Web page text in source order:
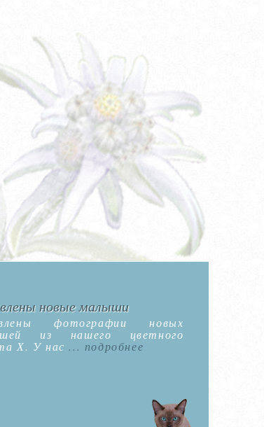
новые малыши
фотографии новых
из нашего цветного
Х. У нас ... подробнее